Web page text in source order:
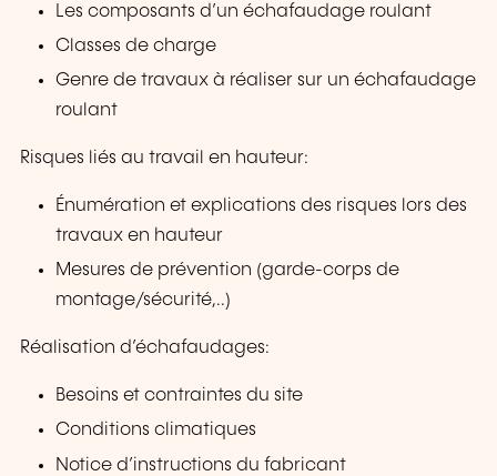
Les composants d’un échafaudage roulant
Classes de charge
Genre de travaux à réaliser sur un échafaudage
roulant
Risques liés au travail en hauteur:
Énumération et explications des risques lors des
travaux en hauteur
Mesures de prévention (garde-corps de
montage/sécurité,..)
Réalisation d’échafaudages:
Besoins et contraintes du site
Conditions climatiques
Notice d’instructions du fabricant